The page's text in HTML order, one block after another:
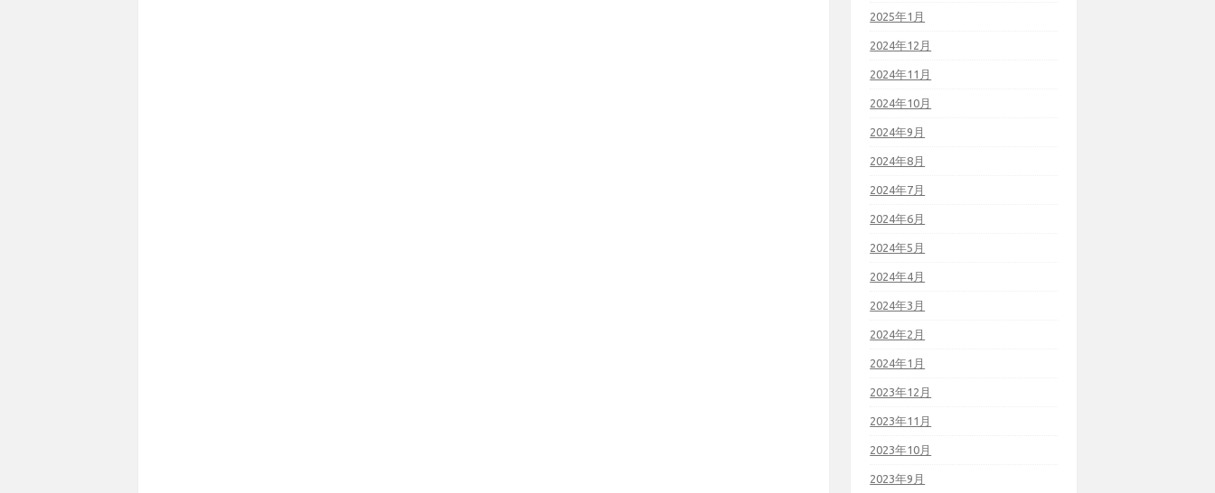
2025年1月
2024年12月
2024年11月
2024年10月
2024年9月
2024年8月
2024年7月
2024年6月
2024年5月
2024年4月
2024年3月
2024年2月
2024年1月
2023年12月
2023年11月
2023年10月
2023年9月